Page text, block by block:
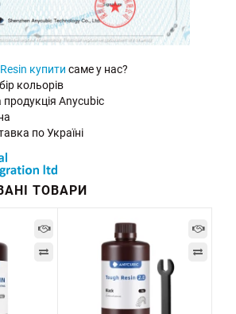
купити саме у нас?
кольорів
продукція Anycubic
по Україні
ТОВАРИ